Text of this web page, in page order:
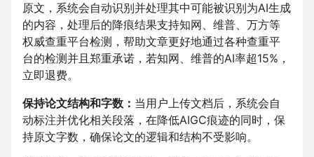
原文，系统会自动识别并处理其中可能被识别为AI生成
的内容，处理后的降痕结果支持知网、维普、万方等
权威查重平台检测，帮助文章更好地通过各种查重平
台的检测并且郑重承诺，若知网、维普的AI率超15%，
立即退费。
保持论文结构和字数： 当用户上传文档后，系统会自
动标注并优化相关段落，在降低AIGC痕迹的同时，保
持原文字数，确保论文的逻辑和结构不受影响。